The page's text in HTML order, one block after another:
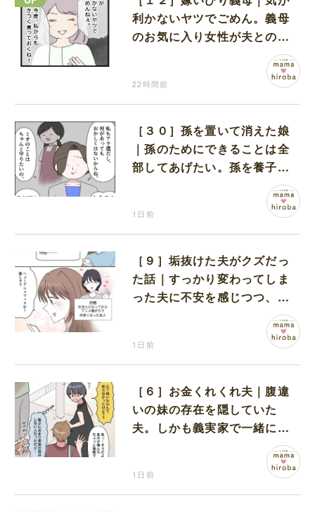
利かないヤツでごめん。義母
のお気に入り女性が夫との親
22時間前
［３０］孫を置いて消えた娘
｜孫のためにできることは全
部してあげたい。孫を養子に
1日前
［９］垢抜けた夫がクズだっ
た話｜すっかり変わってしま
った夫に不安を感じつつ、友
人から誘われたアニメフェス
1日前
［６］お金くれくれ夫｜腹違
いの妹の存在を隠していた
夫。しかも義実家で一緒に暮
らすことになり困惑する妻
1日前